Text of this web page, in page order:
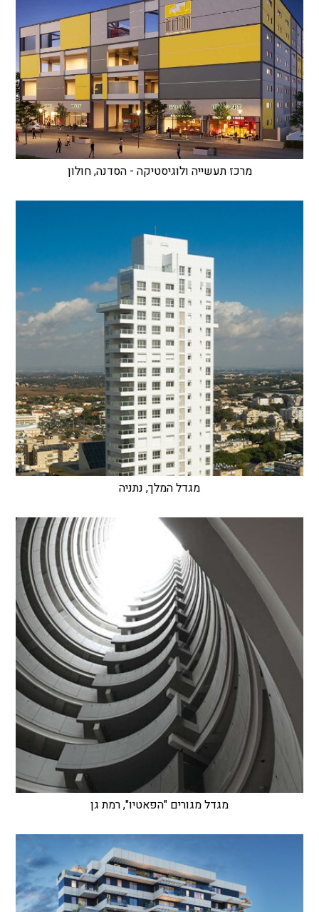
מרכז תעשייה ולוגיסטיקה - הסדנה, חולון
מגדל המלך, נתניה
מגדל מגורים "הפאטיו", רמת גן